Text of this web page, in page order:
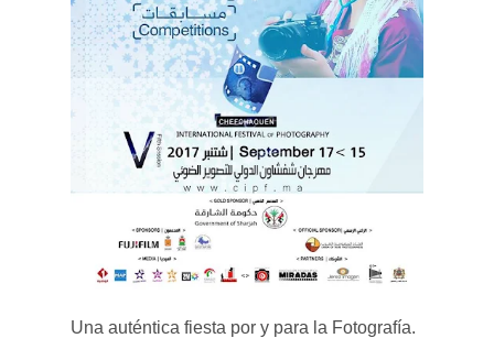
Una auténtica fiesta por y para la Fotografía.